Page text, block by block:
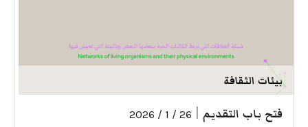
بيئات الثقافة
فتح باب التقديم 26 / 1 / 2026